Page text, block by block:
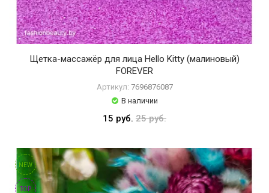
Щетка-массажёр для лица Hello Kitty (малиновый)
FOREVER
Артикул: 7696876087
В наличии
15 руб. 25 руб.
NEW
TOP